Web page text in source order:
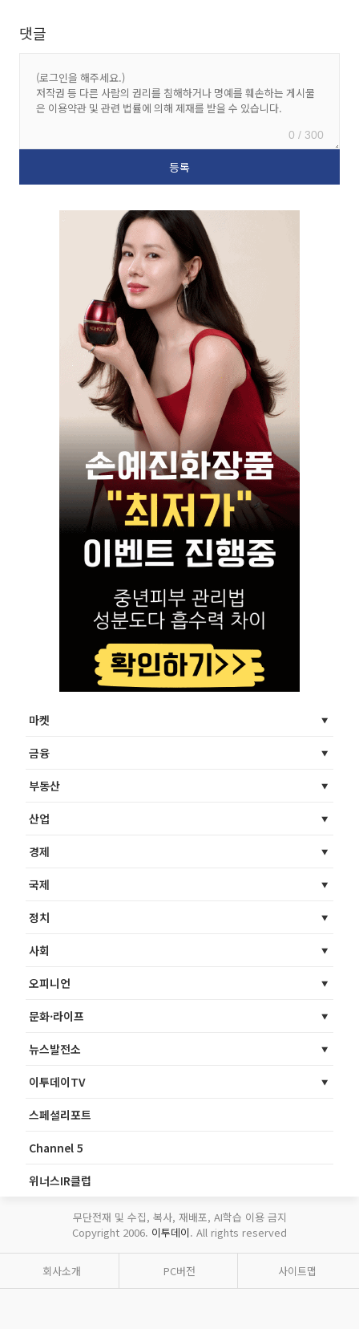
댓글
0 / 300
마켓
금융
부동산
산업
경제
국제
정치
사회
오피니언
문화·라이프
뉴스발전소
이투데이TV
스페셜리포트
Channel 5
위너스IR클럽
무단전재 및 수집, 복사, 재배포, AI학습 이용 금지
Copyright 2006. 이투데이. All rights reserved
회사소개 PC버전 사이트맵